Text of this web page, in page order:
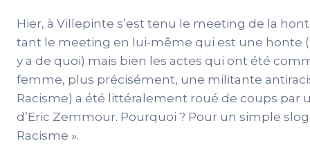
Hier, à Villepinte s’est tenu le meeting de la
tant le meeting en lui-même qui est une honte
y a de quoi) mais bien les actes qui ont été
femme, plus précisément, une militante
Racisme) a été littéralement roué de coups par
d’Eric Zemmour. Pourquoi ? Pour un simple
Racisme ».